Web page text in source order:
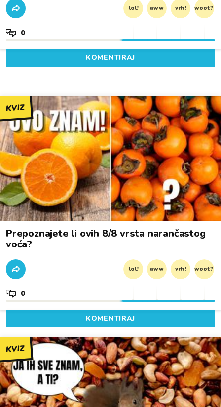
lol! aww vrh! woot?!
0
KOMENTIRAJ
KVIZ
Prepoznajete li ovih 8/8 vrsta narančastog
voća?
lol! aww vrh! woot?!
0
KOMENTIRAJ
KVIZ